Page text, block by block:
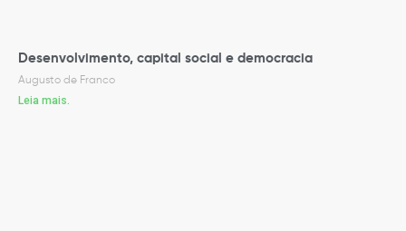
Desenvolvimento, capital social e democracia
Augusto de Franco
Leia mais.